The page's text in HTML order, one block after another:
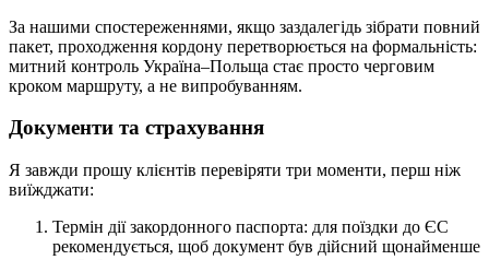
За нашими спостереженнями, якщо заздалегідь зібрати повний
пакет, проходження кордону перетворюється на формальність:
митний контроль Україна–Польща стає просто черговим
кроком маршруту, а не випробуванням.
Документи та страхування
Я завжди прошу клієнтів перевіряти три моменти, перш ніж
виїжджати:
Термін дії закордонного паспорта: для поїздки до ЄС
рекомендується, щоб документ був дійсний щонайменше